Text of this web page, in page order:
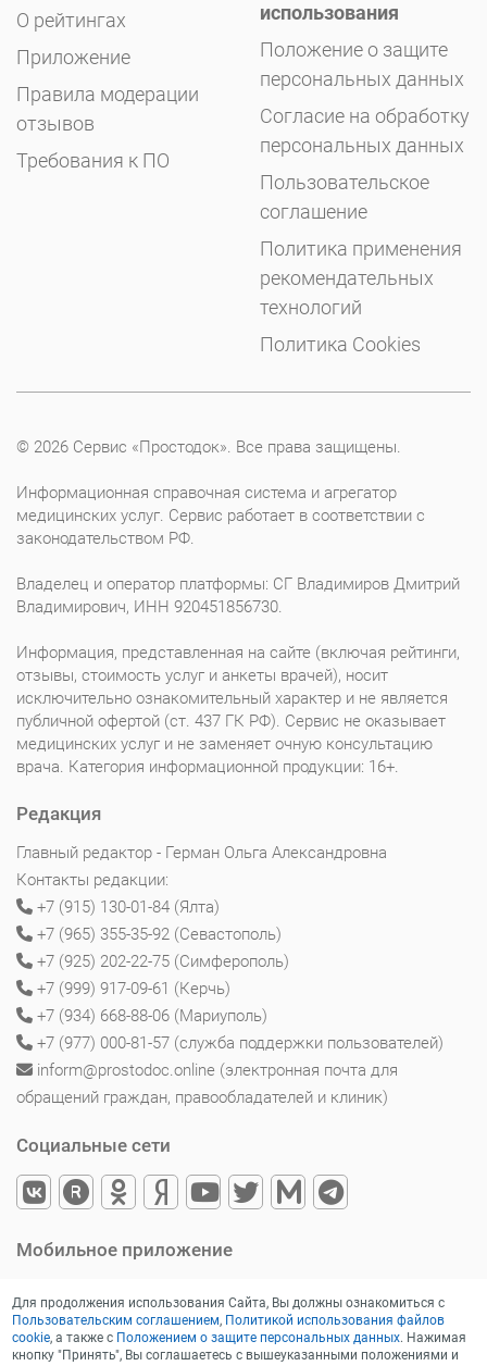
О рейтингах
Приложение
Правила модерации
отзывов
Требования к ПО
использования
Положение о защите
персональных данных
Согласие на обработку
персональных данных
Пользовательское
соглашение
Политика применения
рекомендательных
технологий
Политика Cookies
© 2026 Сервис «Простодок». Все права защищены.
Информационная справочная система и агрегатор
медицинских услуг. Сервис работает в соответствии с
законодательством РФ.
Владелец и оператор платформы: СГ Владимиров Дмитрий
Владимирович, ИНН 920451856730.
Информация, представленная на сайте (включая рейтинги,
отзывы, стоимость услуг и анкеты врачей), носит
исключительно ознакомительный характер и не является
публичной офертой (ст. 437 ГК РФ). Сервис не оказывает
медицинских услуг и не заменяет очную консультацию
врача. Категория информационной продукции: 16+.
Редакция
Главный редактор - Герман Ольга Александровна
Контакты редакции:
+7 (915) 130-01-84 (Ялта)
+7 (965) 355-35-92 (Севастополь)
+7 (925) 202-22-75 (Симферополь)
+7 (999) 917-09-61 (Керчь)
+7 (934) 668-88-06 (Мариуполь)
+7 (977) 000-81-57 (служба поддержки пользователей)
inform@prostodoc.online (электронная почта для
обращений граждан, правообладателей и клиник)
Социальные сети
Мобильное приложение
Для продолжения использования Сайта, Вы должны ознакомиться с
Пользовательским соглашением, Политикой использования файлов
cookie, а также с Положением о защите персональных данных. Нажимая
кнопку "Принять", Вы соглашаетесь с вышеуказанными положениями и